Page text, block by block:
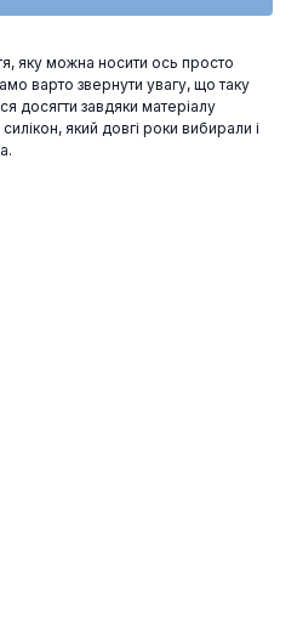
яку можна носити ось просто
варто звернути увагу, що таку
досягти завдяки матеріалу
який довгі роки вибирали і